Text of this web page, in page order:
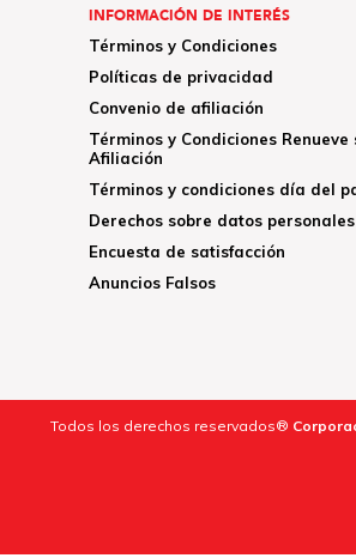
INFORMACIÓN DE INTERÉS
Términos y Condiciones
Políticas de privacidad
Convenio de afiliación
Términos y Condiciones Renueve
Afiliación
Términos y condiciones día del
Derechos sobre datos personales
Encuesta de satisfacción
Anuncios Falsos
Todos los derechos reservados®